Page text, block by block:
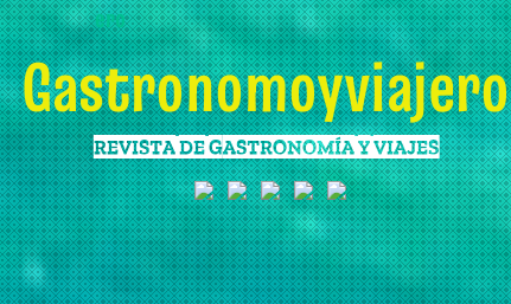
Gastronomoyviajero
REVISTA DE GASTRONOMÍA Y VIAJES